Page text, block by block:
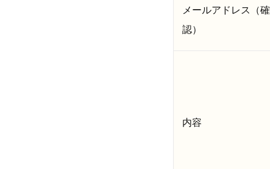
メールアドレス（確
認）
内容